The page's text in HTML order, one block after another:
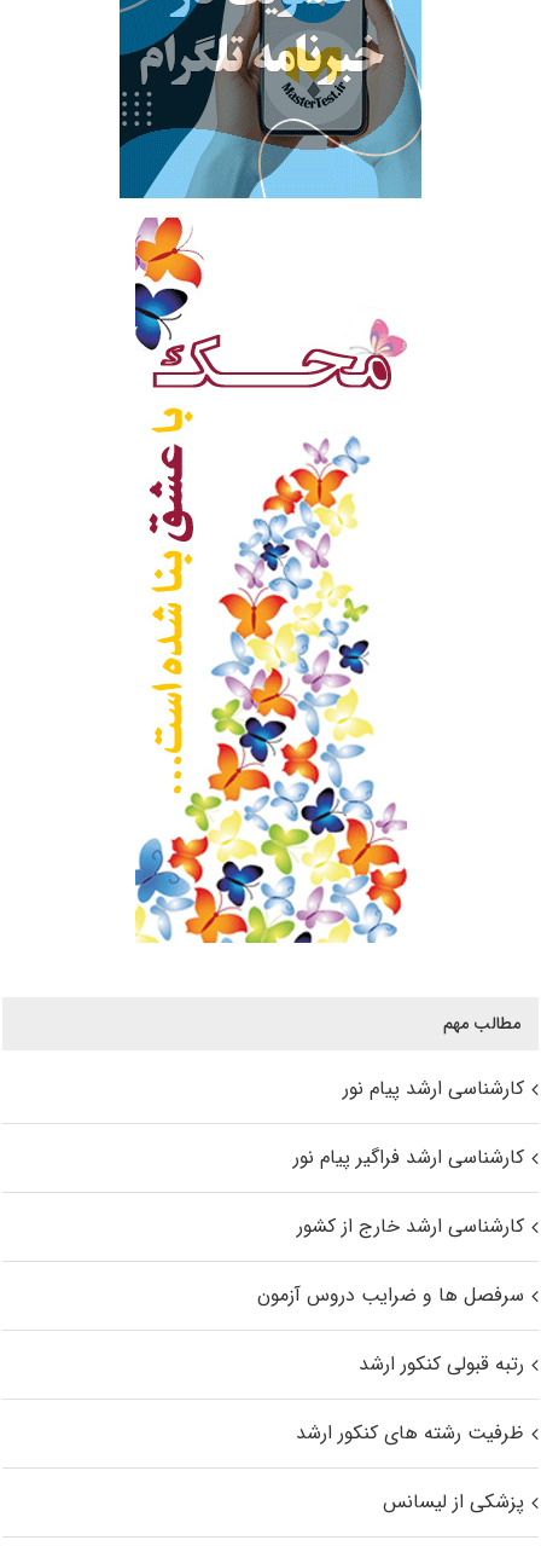
مطالب مهم
کارشناسی ارشد پیام نور
کارشناسی ارشد فراگیر پیام نور
کارشناسی ارشد خارج از کشور
سرفصل ها و ضرایب دروس آزمون
رتبه قبولی کنکور ارشد
ظرفیت رشته های کنکور ارشد
پزشکی از لیسانس